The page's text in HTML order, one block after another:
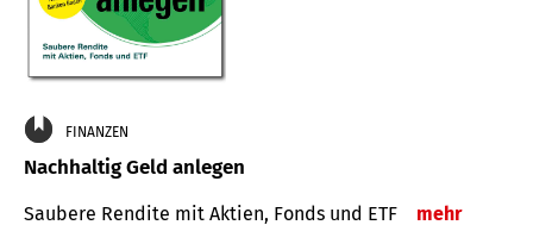
FINANZEN
Nachhaltig Geld anlegen
Saubere Rendite mit Aktien, Fonds und ETF mehr